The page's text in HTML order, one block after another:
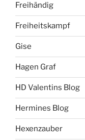
Freihändig
Freiheitskampf
Gise
Hagen Graf
HD Valentins Blog
Hermines Blog
Hexenzauber